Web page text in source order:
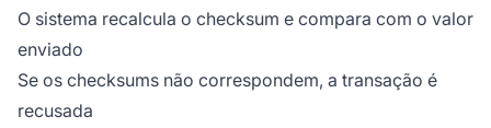
O sistema recalcula o checksum e compara com o valor
enviado
Se os checksums não correspondem, a transação é
recusada